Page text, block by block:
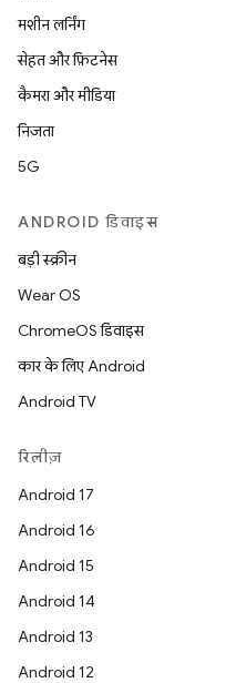
मशीन लर्निंग
सेहत और फ़िटनेस
कैमरा और मीडिया
निजता
5G
ANDROID डिवाइस
बड़ी स्क्रीन
Wear OS
ChromeOS डिवाइस
कार के लिए Android
Android TV
रिलीज़
Android 17
Android 16
Android 15
Android 14
Android 13
Android 12